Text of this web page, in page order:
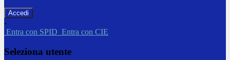
-
Entra con SPID Entra con CIE
Seleziona utente